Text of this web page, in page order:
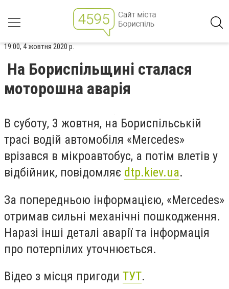
19:00, 4 жовтня 2020 р.
На Бориспільщині сталася
моторошна аварія
В суботу, 3 жовтня, на Бориспільській
трасі водій автомобіля «Mercedes»
врізався в мікроавтобус, а потім влетів у
відбійник, повідомляє dtp.kiev.ua.
За попередньою інформацією, «Mercedes»
отримав сильні механічні пошкодження.
Наразі інші деталі аварії та інформація
про потерпілих уточнюється.
Відео з місця пригоди ТУТ.